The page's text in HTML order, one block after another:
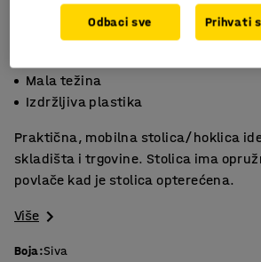
Mala težina
Izdržljiva plastika
Praktična, mobilna stolica/hoklica
skladišta i trgovine. Stolica ima
povlače kad je stolica opterećena.
Više
Boja:Siva
Odbaci sve Prihvati